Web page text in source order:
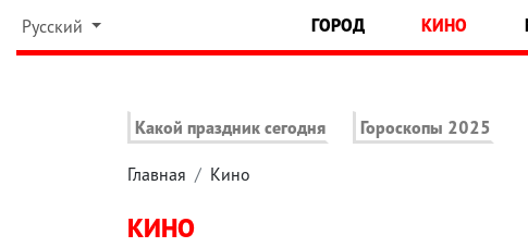
Русский ГОРОД КИНО
Какой праздник сегодня Гороскопы 2025
Главная Кино
КИНО